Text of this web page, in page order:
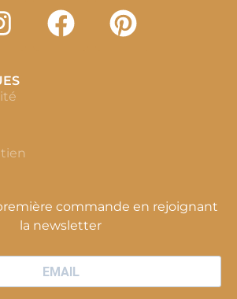
commande en rejoignant
la newsletter